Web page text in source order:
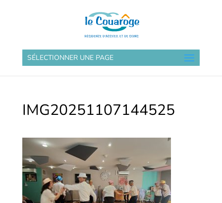
SÉLECTIONNER UNE PAGE
IMG20251107144525